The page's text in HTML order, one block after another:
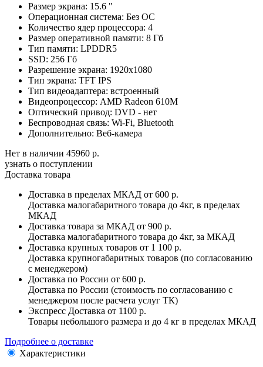
Размер экрана: 15.6 "
Операционная система: Без ОС
Количество ядер процессора: 4
Размер оперативной памяти: 8 Гб
Тип памяти: LPDDR5
SSD: 256 Гб
Разрешение экрана: 1920x1080
Тип экрана: TFT IPS
Тип видеоадаптера: встроенный
Видеопроцессор: AMD Radeon 610M
Оптический привод: DVD - нет
Беспроводная связь: Wi-Fi, Bluetooth
Дополнительно: Веб-камера
Нет в наличии 45960 р.
узнать о поступлении
Доставка товара
Доставка в пределах МКАД от 600 р.
Доставка малогабаритного товара до 4кг, в пределах
МКАД
Доставка товара за МКАД от 900 р.
Доставка малогабаритного товара до 4кг, за МКАД
Доставка крупных товаров от 1 100 р.
Доставка крупногабаритных товаров (по согласованию
с менеджером)
Доставка по России от 600 р.
Доставка по России (стоимость по согласованию с
менеджером после расчета услуг ТК)
Экспресс Доставка от 1100 р.
Товары небольшого размера и до 4 кг в пределах МКАД
Подробнее о доставке
Характеристики